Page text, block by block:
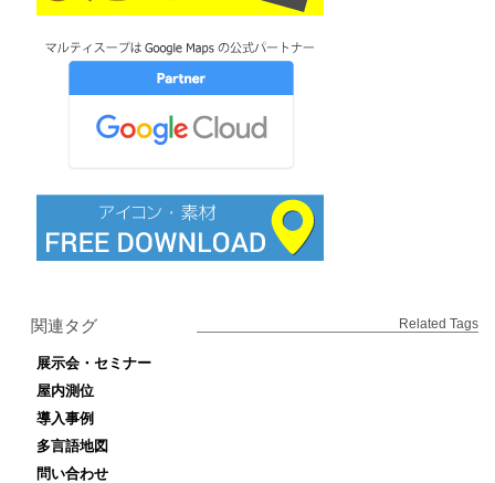
関連タグ Related Tags
展示会・セミナー
屋内測位
導入事例
多言語地図
問い合わせ